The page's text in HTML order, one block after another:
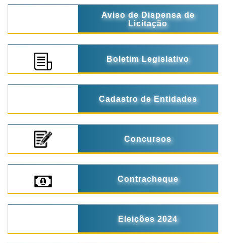
Aviso de Dispensa de
Licitação
Boletim Legislativo
Cadastro de Entidades
Concursos
Contracheque
Eleições 2024